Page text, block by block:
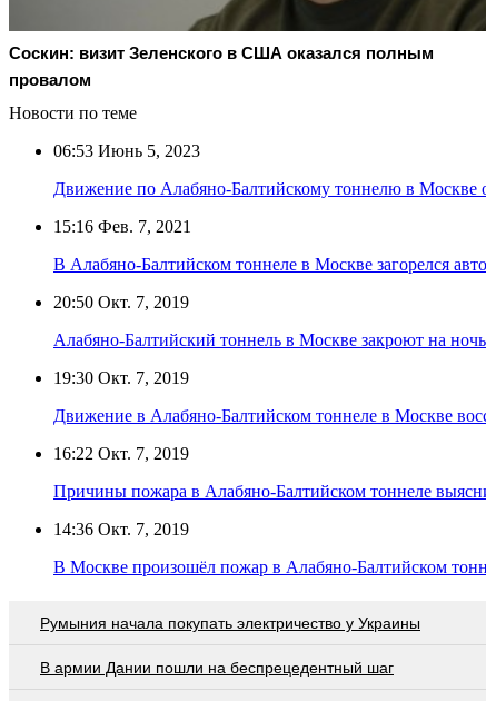
Соскин: визит Зеленского в США оказался полным
провалом
Новости по теме
06:53 Июнь 5, 2023
Движение по Алабяно-Балтийскому тоннелю в Москве
15:16 Фев. 7, 2021
В Алабяно-Балтийском тоннеле в Москве загорелся
20:50 Окт. 7, 2019
Алабяно-Балтийский тоннель в Москве закроют на
19:30 Окт. 7, 2019
Движение в Алабяно-Балтийском тоннеле в Москве
16:22 Окт. 7, 2019
Причины пожара в Алабяно-Балтийском тоннеле
14:36 Окт. 7, 2019
В Москве произошёл пожар в Алабяно-Балтийском
Румыния начала покупать электричество у Украины
В армии Дании пошли на беспрецедентный шаг